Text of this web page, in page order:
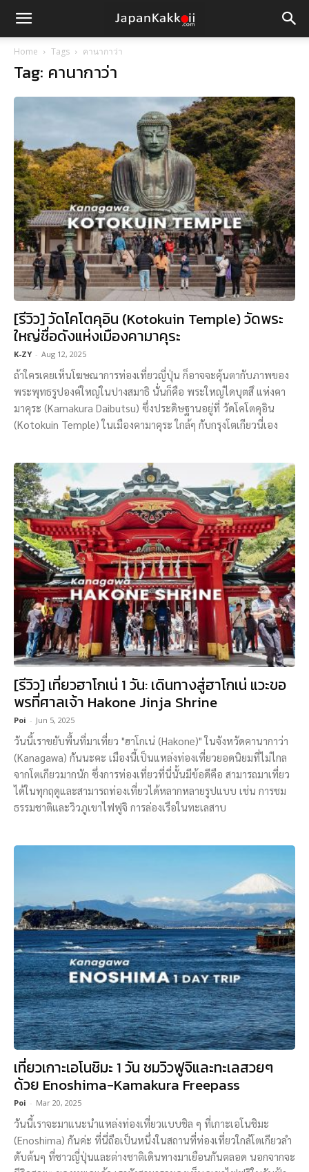
Home Tags คานากาว่า
Tag: คานากาว่า
[รีวิว] วัดโคโตคุอิน (Kotokuin Temple) วัดพระ
ใหญ่ชื่อดังแห่งเมืองคามาคุระ
K-ZY - Aug 12, 2025
ถ้าใครเคยเห็นโฆษณาการท่องเที่ยวญี่ปุ่น ก็อาจจะคุ้นตากับภาพของ
พระพุทธรูปองค์ใหญ่ในปางสมาธิ นั่นก็คือ พระใหญ่ไดบุตสึ แห่งคา
มาคุระ (Kamakura Daibutsu) ซึ่งประดิษฐานอยู่ที่ วัดโคโตคุอิน
(Kotokuin Temple) ในเมืองคามาคุระ ใกล้ๆ กับกรุงโตเกียวนี่เอง
[รีวิว] เที่ยวฮาโกเน่ 1 วัน: เดินทางสู่ฮาโกเน่ แวะขอ
พรที่ศาลเจ้า Hakone Jinja Shrine
Poi - Jun 5, 2025
วันนี้เราขยับพื้นที่มาเที่ยว "ฮาโกเน่ (Hakone)" ในจังหวัดคานากาว่า
(Kanagawa) กันนะคะ เมืองนี้เป็นแหล่งท่องเที่ยวยอดนิยมที่ไม่ไกล
จากโตเกียวมากนัก ซึ่งการท่องเที่ยวที่นี่นั้นมีข้อดีคือ สามารถมาเที่ยว
ได้ในทุกฤดูและสามารถท่องเที่ยวได้หลากหลายรูปแบบ เช่น การชม
ธรรมชาติและวิวภูเขาไฟฟูจิ การล่องเรือในทะเลสาบ
เที่ยวเกาะเอโนชิมะ 1 วัน ชมวิวฟูจิและทะเลสวยๆ
ด้วย Enoshima-Kamakura Freepass
Poi - Mar 20, 2025
วันนี้เราจะมาแนะนำแหล่งท่องเที่ยวแบบชิล ๆ ที่เกาะเอโนชิมะ
(Enoshima) กันค่ะ ที่นี่ถือเป็นหนึ่งในสถานที่ท่องเที่ยวใกล้โตเกียวลำ
ดับต้นๆ ที่ชาวญี่ปุ่นและต่างชาติเดินทางมาเยือนกันตลอด นอกจากจะ